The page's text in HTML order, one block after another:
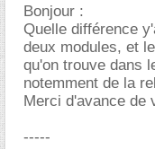
Bonjour :
Quelle différence
deux modules, et
qu'on trouve dans
notemment de la
Merci d'avance de
-----